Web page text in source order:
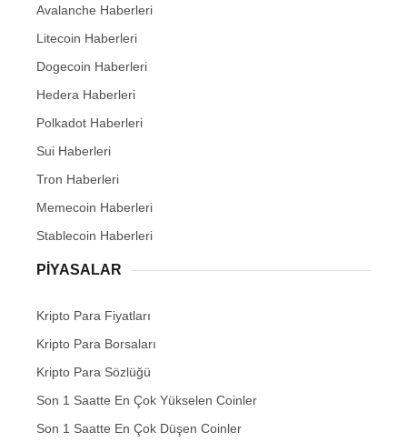
Avalanche Haberleri
Litecoin Haberleri
Dogecoin Haberleri
Hedera Haberleri
Polkadot Haberleri
Sui Haberleri
Tron Haberleri
Memecoin Haberleri
Stablecoin Haberleri
PIYASALAR
Kripto Para Fiyatları
Kripto Para Borsaları
Kripto Para Sözlüğü
Son 1 Saatte En Çok Yükselen Coinler
Son 1 Saatte En Çok Düşen Coinler